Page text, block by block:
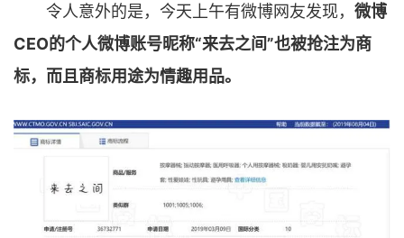
令人意外的是，今天上午有微博网友发现， 微博
CEO的个人微博账号昵称“来去之间”也被抢注为商
标，而且商标用途为情趣用品。